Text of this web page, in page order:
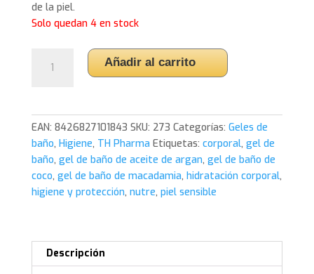
de la piel.
Solo quedan 4 en stock
Aceite
de
Argán,
y
Macadamia
Pharma
cantidad
Añadir al carrito
EAN: 8426827101843 SKU: 273 Categorías: Geles de
baño, Higiene, TH Pharma Etiquetas: corporal, gel de
baño, gel de baño de aceite de argan, gel de baño de
coco, gel de baño de macadamia, hidratación corporal,
higiene y protección, nutre, piel sensible
Descripción